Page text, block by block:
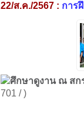
22/ส.ค./2567 : การ
ศึกษาดูงาน ณ สก
701 / )